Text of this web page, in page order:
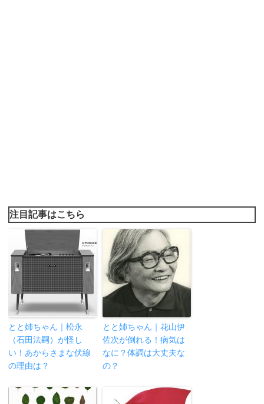
注目記事はこちら
とと姉ちゃん｜松永
（石田法嗣）が怪し
い！あからさまな伏線
の理由は？
とと姉ちゃん｜花山伊
佐次が倒れる！病気は
なに？体調は大丈夫な
の？